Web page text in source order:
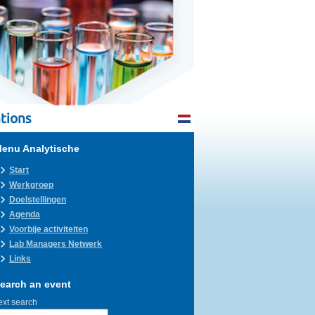
Analytische
Start
Werkgroep
Doelstellingen
Agenda
Voorbije activiteiten
Lab Managers Netwerk
Links
an event
search